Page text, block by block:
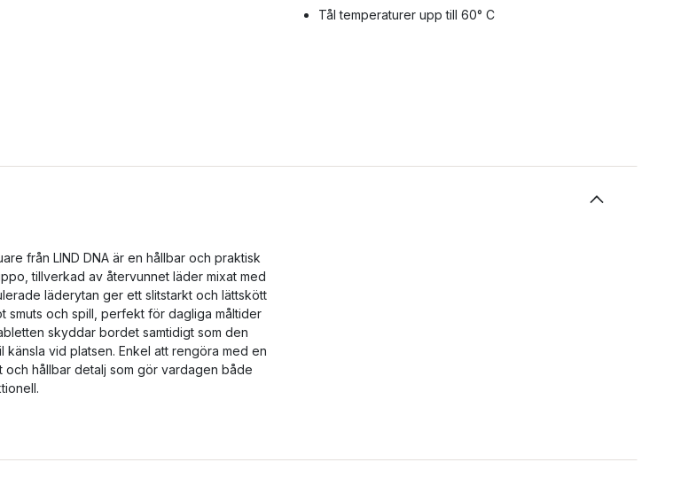
Tål temperaturer upp till 60° C
från LIND DNA är en hållbar och praktisk
tillverkad av återvunnet läder mixat med
läderytan ger ett slitstarkt och lättskött
smuts och spill, perfekt för dagliga måltider
skyddar bordet samtidigt som den
känsla vid platsen. Enkel att rengöra med en
hållbar detalj som gör vardagen både